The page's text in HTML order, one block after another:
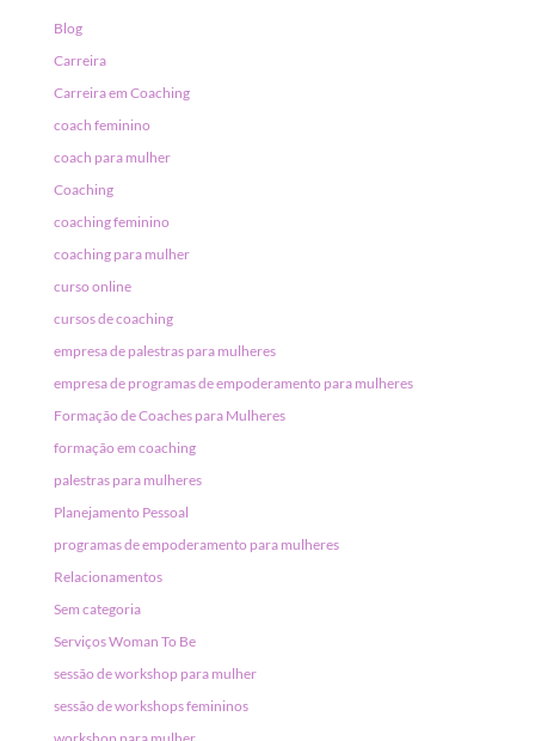
Blog
Carreira
Carreira em Coaching
coach feminino
coach para mulher
Coaching
coaching feminino
coaching para mulher
curso online
cursos de coaching
empresa de palestras para mulheres
empresa de programas de empoderamento para mulheres
Formação de Coaches para Mulheres
formação em coaching
palestras para mulheres
Planejamento Pessoal
programas de empoderamento para mulheres
Relacionamentos
Sem categoria
Serviços Woman To Be
sessão de workshop para mulher
sessão de workshops femininos